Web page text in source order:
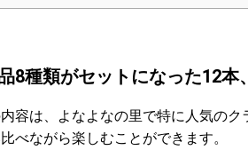
8種類がセットになった12本
容は、よなよなの里で特に人気の
べながら楽しむことができます。